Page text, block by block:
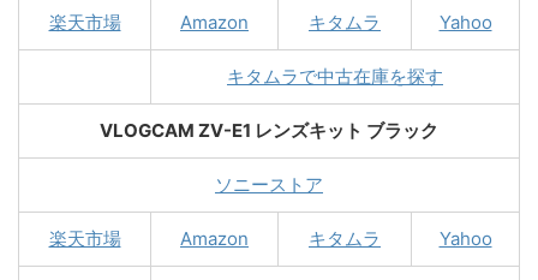
楽天市場 Amazon キタムラ Yahoo
キタムラで中古在庫を探す
VLOGCAM ZV-E1 レンズキット ブラック
ソニーストア
楽天市場 Amazon キタムラ Yahoo